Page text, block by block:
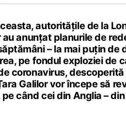
autoritățile de la
au anunțat planurile de
– la mai puțin de
pe fondul exploziei de
coronavirus, descoperită
Galilor vor începe să
pe când cei din Anglia –